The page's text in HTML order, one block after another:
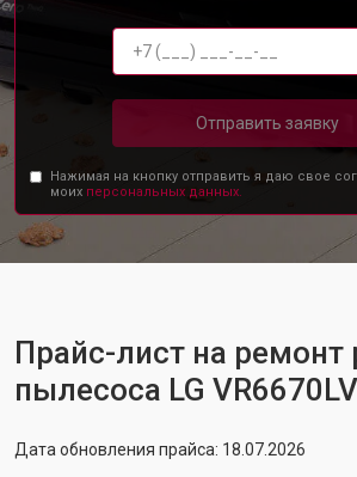
Отправить заявку
Нажимая на кнопку отправить я даю свое
моих персональных данных.
Прайс-лист на ремонт
пылесоса LG
Дата обновления прайса: 18.07.2026